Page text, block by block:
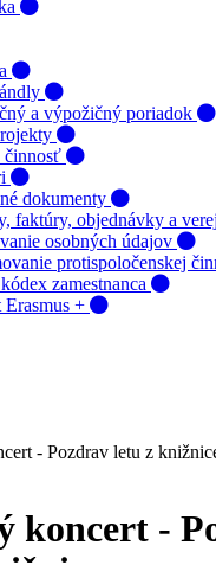
a výpožičný poriadok
činnosť
dokumenty
faktúry, objednávky a
osobných údajov
protispoločenskej
zamestnanca
Erasmus +
- Pozdrav letu z
koncert -